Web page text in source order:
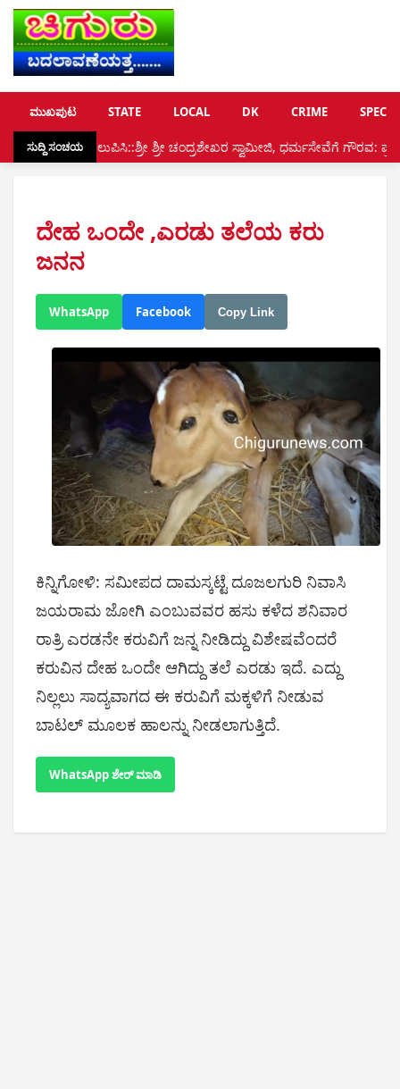
ಮುಖಪುಟ STATE LOCAL DK CRIME
ಸುದ್ದಿ ಸಂಚಯಶ್ರೀ ಚಂದ್ರಶೇಖರ ಸ್ವಾಮೀಜಿ, ಧರ್ಮಸೇವೆಗೆ ಗೌರವ: ಪ್ರದ್ಯುಮ್ನ ರಾವ್
ದೇಹ ಒಂದೇ ,ಎರಡು ತಲೆಯ ಕರು
ಜನನ
WhatsApp Facebook Copy Link
ಕಿನ್ನಿಗೋಳಿ: ಸಮೀಪದ ದಾಮಸ್ಕಟ್ಟೆ ದೂಜಲಗುರಿ ನಿವಾಸಿ
ಜಯರಾಮ ಜೋಗಿ ಎಂಬುವವರ ಹಸು ಕಳೆದ ಶನಿವಾರ
ರಾತ್ರಿ ಎರಡನೇ ಕರುವಿಗೆ ಜನ್ನ ನೀಡಿದ್ದು ವಿಶೇಷವೆಂದರೆ
ಕರುವಿನ ದೇಹ ಒಂದೇ ಆಗಿದ್ದು ತಲೆ ಎರಡು ಇದೆ. ಎದ್ದು‌
ನಿಲ್ಲಲು ಸಾದ್ಯವಾಗದ ಈ ಕರುವಿಗೆ ಮಕ್ಕಳಿಗೆ ನೀಡುವ
ಬಾಟಲ್ ಮೂಲಕ ಹಾಲನ್ನು ನೀಡಲಾಗುತ್ತಿದೆ.
WhatsApp ಶೇರ್ ಮಾಡಿ